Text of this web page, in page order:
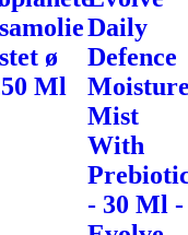
ø
Ml
Daily
Defence
Mist
With
- 30 Ml -